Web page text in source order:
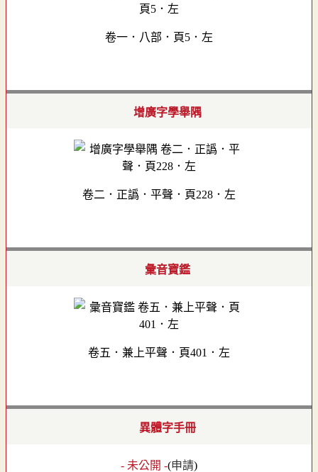
卷一．八部．頁5．左
增廣字學舉隅
卷二．正譌．平聲．頁228．左
彙音寶鑑
卷五．兼上平聲．頁401．左
異體字手冊
- 未公開 -(申請)